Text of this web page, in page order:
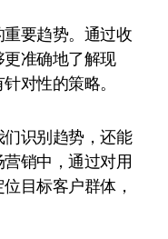
准确地了解现
对性的策略。
识别趋势，还能
销中，通过对用
目标客户群体，